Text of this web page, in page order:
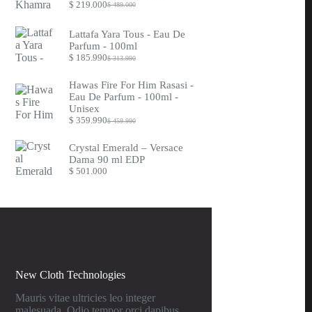
$489.000
Original
was:
$ 489.000.
$ 219.000Current
is:
$ 219.000.
Lattafa Yara Tous - Eau De
Parfum - 100ml
$313.990
Original
was:
$ 313.990.
$ 185.990Current
is:
$ 185.990.
Hawas Fire For Him Rasasi -
Eau De Parfum - 100ml -
Unisex
$459.990
Original
was:
$ 459.990.
$ 359.990Current
is:
$ 359.990.
Crystal Emerald – Versace
Dama 90 ml EDP
$ 501.000
New Cloth Technologies
Mauris vitae ultricies leo integer